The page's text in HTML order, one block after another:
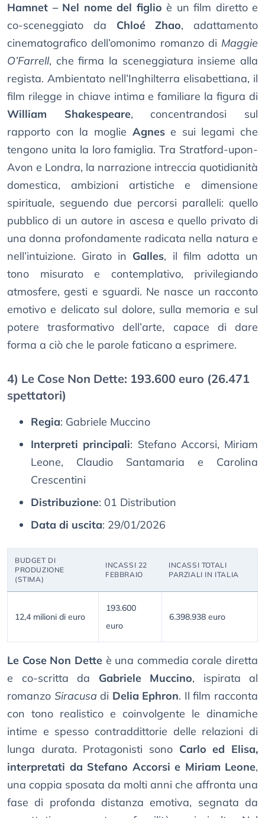
Hamnet – Nel nome del figlio è un film diretto e
co-sceneggiato da Chloé Zhao, adattamento
cinematografico dell’omonimo romanzo di Maggie
O’Farrell, che firma la sceneggiatura insieme alla
regista. Ambientato nell’Inghilterra elisabettiana, il
film rilegge in chiave intima e familiare la figura di
William Shakespeare, concentrandosi sul
rapporto con la moglie Agnese sui legami che
tengono unita la loro famiglia. Tra Stratford-upon-
Avon e Londra, la narrazione intreccia quotidianità
domestica, ambizioni artistiche e dimensione
spirituale, seguendo due percorsi paralleli: quello
pubblico di un autore in ascesa e quello privato di
una donna profondamente radicata nella natura e
nell’intuizione. Girato in Galles, il film adotta un
tono misurato e contemplativo, privilegiando
atmosfere, gesti e sguardi. Ne nasce un racconto
emotivo e delicato sul dolore, sulla memoria e sul
potere trasformativo dell’arte, capace di dare
forma a ciò che le parole faticano a esprimere.
4) Le Cose Non Dette: 193.600 euro (26.471
spettatori)
Regia: Gabriele Muccino
Interpreti principali: Stefano Accorsi, Miriam
Leone, Claudio Santamaria e Carolina
Crescentini
Distribuzione: 01 Distribution
Data di uscita: 29/01/2026
BUDGET DI
PRODUZIONE
(STIMA)
INCASSI 22
FEBBRAIO
INCASSI TOTALI
PARZIALI IN ITALIA
12,4 milioni di euro
193.600
euro
6.398.938 euro
Le Cose Non Detteè una commedia corale diretta
e co-scritta da Gabriele Muccino, ispirata al
romanzo Siracusa di Delia Ephron. Il film racconta
con tono realistico e coinvolgente le dinamiche
intime e spesso contraddittorie delle relazioni di
lunga durata. Protagonisti sono Carlo ed Elisa,
interpretati da Stefano Accorsi e Miriam Leone,
una coppia sposata da molti anni che affronta una
fase di profonda distanza emotiva, segnata da